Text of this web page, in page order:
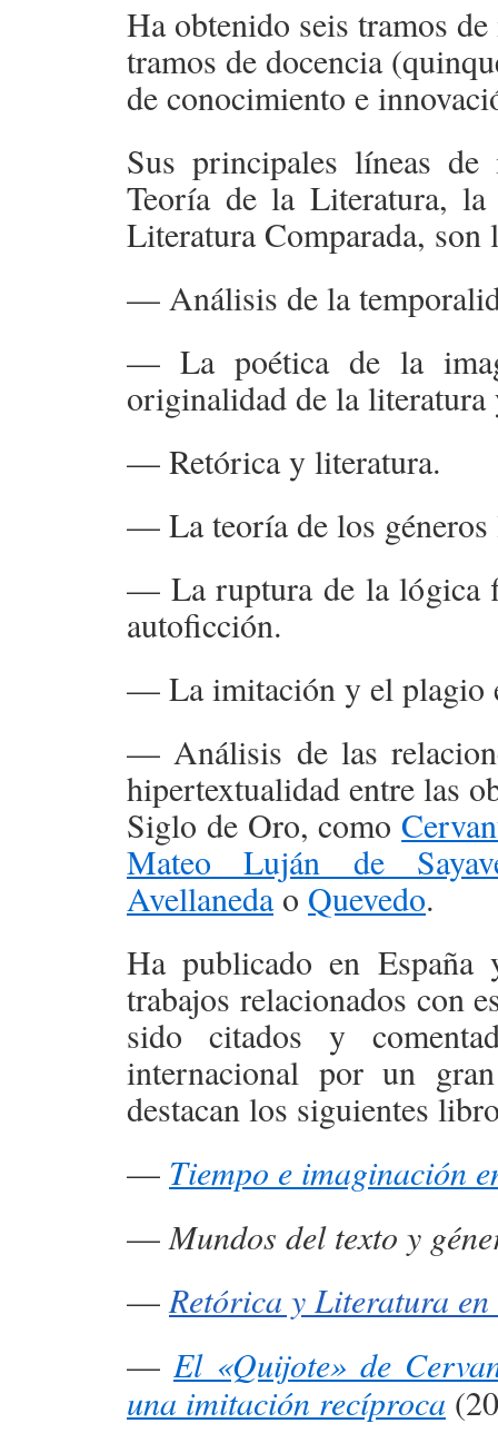
Ha obtenido seis tramos
tramos de docencia
de conocimiento e
Sus principales líneas de
Teoría de la Literatura,
Literatura Comparada, son
— Análisis de la
— La poética de la
originalidad de la literatura
— Retórica y literatura.
— La teoría de los
— La ruptura de la lógica
autoficción.
— La imitación y el plagio
— Análisis de las
hipertextualidad entre las
Siglo de Oro, como
Mateo Luján de
Avellanedao Quevedo.
Ha publicado en
trabajos relacionados con
sido citados y
internacional por un
destacan los siguientes
— Tiempo e imaginación
—Mundos del texto y
—Retórica y Literatura
— El «Quijote» de
una imitación recíproca